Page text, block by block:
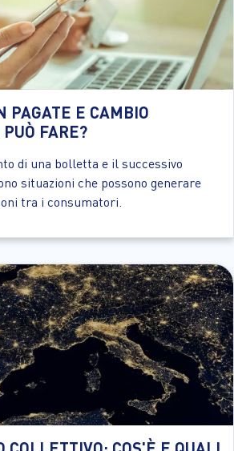
PAGATE E CAMBIO
FARE?
di una bolletta e il successivo
situazioni che possono generare
tra i consumatori.